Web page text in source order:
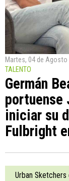
Martes, 04 de Agosto
TALENTO
Germán
portuense
iniciar su
Fulbright
Urban Sketchers